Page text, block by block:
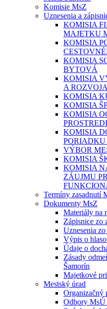
Komisie MsZ
Uznesenia a
KOMISIA
MAJETKU
KOMISIA
KOMISIA
BYTOVÁ
KOMISIA
A
KOMISIA
KOMISIA
KOMISIA
KOMISIA
PORIADKU
VÝBOR
KOMISIA
KOMISIA
ZÁUJMU
Termíny zasadnutí
Dokumenty MsZ
Materiály na
Zápisnice zo
Uznesenia
Výpis o
Údaje o
Zásady
Šamorín
Majetkové
Mestský úrad
Organizačný
Odbory MsÚ